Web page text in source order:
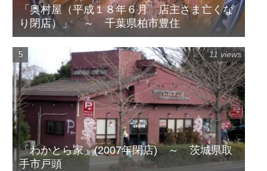
「奥村屋（平成１８年６月 店主さま亡くな
り閉店）」 ～ 千葉県柏市豊住
「わかとら家」(2007年閉店) ～ 茨城県取
手市戸頭
11 views